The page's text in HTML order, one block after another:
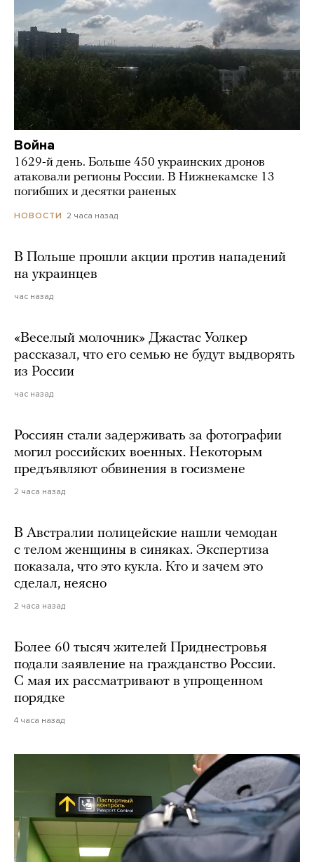
Война
1629-й день. Больше 450 украинских дронов
атаковали регионы России. В Нижнекамске 13
погибших и десятки раненых
НОВОСТИ 2 часа назад
В Польше прошли акции против нападений
на украинцев
час назад
«Веселый молочник» Джастас Уолкер
рассказал, что его семью не будут выдворять
из России
час назад
Россиян стали задерживать за фотографии
могил российских военных. Некоторым
предъявляют обвинения в госизмене
2 часа назад
В Австралии полицейские нашли чемодан
с телом женщины в синяках. Экспертиза
показала, что это кукла. Кто и зачем это
сделал, неясно
2 часа назад
Более 60 тысяч жителей Приднестровья
подали заявление на гражданство России.
С мая их рассматривают в упрощенном
порядке
4 часа назад